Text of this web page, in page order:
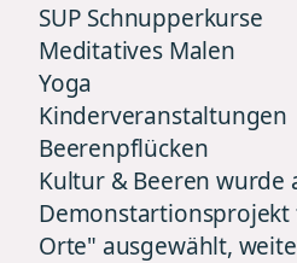
SUP Schnupperkurse
Meditatives Malen
Yoga
Kinderveranstaltungen
Beerenpflücken
Kultur & Beeren wurde
Orte" ausgewählt,